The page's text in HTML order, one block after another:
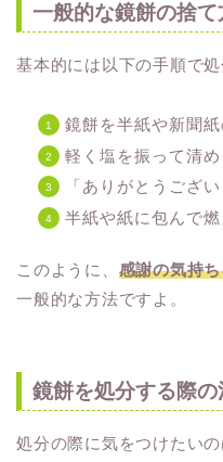
一般的な鏡餅の捨て
基本的には以下の手順で処
鏡餅を半紙や新聞紙
軽く塩を振って清め
「ありがとうござ
半紙や紙に包んで
このように、 感謝の気持
一般的な方法ですよ。
鏡餅を処分する際の
処分の際に気をつけたい